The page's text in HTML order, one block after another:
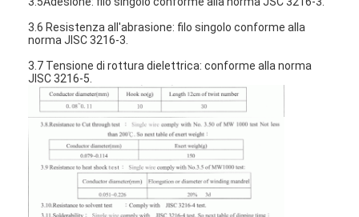
3.6 Resistenza all'abrasione: filo singolo conforme alla
norma JISC 3216-3.
3.7 Tensione di rottura dielettrica: conforme alla norma
JlSC 3216-5.